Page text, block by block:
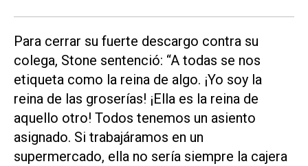
Para cerrar su fuerte descargo contra su
colega, Stone sentenció: “A todas se nos
etiqueta como la reina de algo. ¡Yo soy la
reina de las groserías! ¡Ella es la reina de
aquello otro! Todos tenemos un asiento
asignado. Si trabajáramos en un
supermercado, ella no sería siempre la cajera